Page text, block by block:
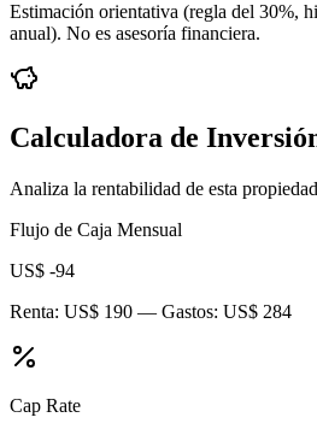
Estimación orientativa (regla del 30%,
anual). No es asesoría financiera.
Calculadora de
Analiza la rentabilidad de esta propiedad
Flujo de Caja Mensual
US$ -94
Renta: US$ 190 — Gastos: US$ 284
Cap Rate